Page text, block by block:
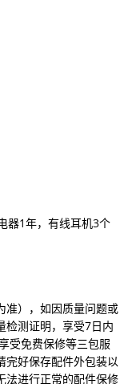
1年，有线耳机3个
），如因质量问题或
检测证明，享受7日内
受免费保修等三包服
完好保存配件外包装以
法进行正常的配件保修